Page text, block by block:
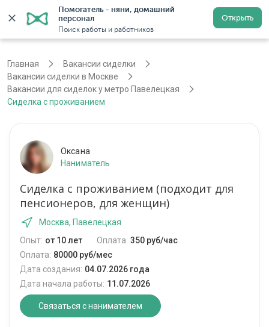
Помогатель - няни, домашний
персонал
Поиск работы и работников
Открыть
Регистрация
Главная
Вакансии сиделки
Вакансии сиделки в Москве
Вакансии для сиделок у метро Павелецкая
Сиделка с проживанием
Оксана
Наниматель
Сиделка с проживанием (подходит для
пенсионеров, для женщин)
Москва, Павелецкая
Опыт: от 10 лет Оплата: 350 руб/час
Оплата: 80000 руб/мес
Дата создания: 04.07.2026 года
Дата начала работы: 11.07.2026
Связаться с нанимателем